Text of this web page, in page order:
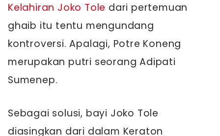
Kelahiran Joko Tole dari pertemuan
ghaib itu tentu mengundang
kontroversi. Apalagi, Potre Koneng
merupakan putri seorang Adipati
Sumenep.
Sebagai solusi, bayi Joko Tole
diasingkan dari dalam Keraton